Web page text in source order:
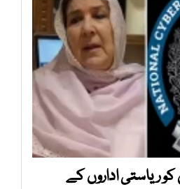
ریاستی اداروں کے